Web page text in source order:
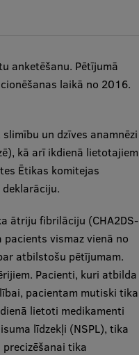
anketēšanu. Pētījumā
laikā no 2016.
un dzīves anamnēzi
kā arī ikdienā lietotajiem
Ētikas komitejas
ātriju fibrilāciju (CHA2DS-
pacients vismaz vienā no
atbilstošu pētījumam.
Pacienti, kuri atbilda
pacientam mutiski tika
lietoti medikamenti
līdzekļi (NSPL), tika
tika